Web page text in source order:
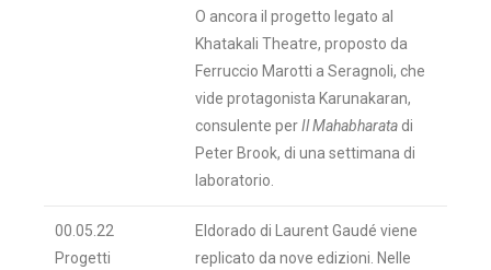
O ancora il progetto legato al
Khatakali Theatre, proposto da
Ferruccio Marotti a Seragnoli, che
vide protagonista Karunakaran,
consulente perIl Mahabharata di
Peter Brook, di una settimana di
laboratorio.
00.05.22
Progetti
Eldorado di Laurent Gaudé viene
replicato da nove edizioni. Nelle